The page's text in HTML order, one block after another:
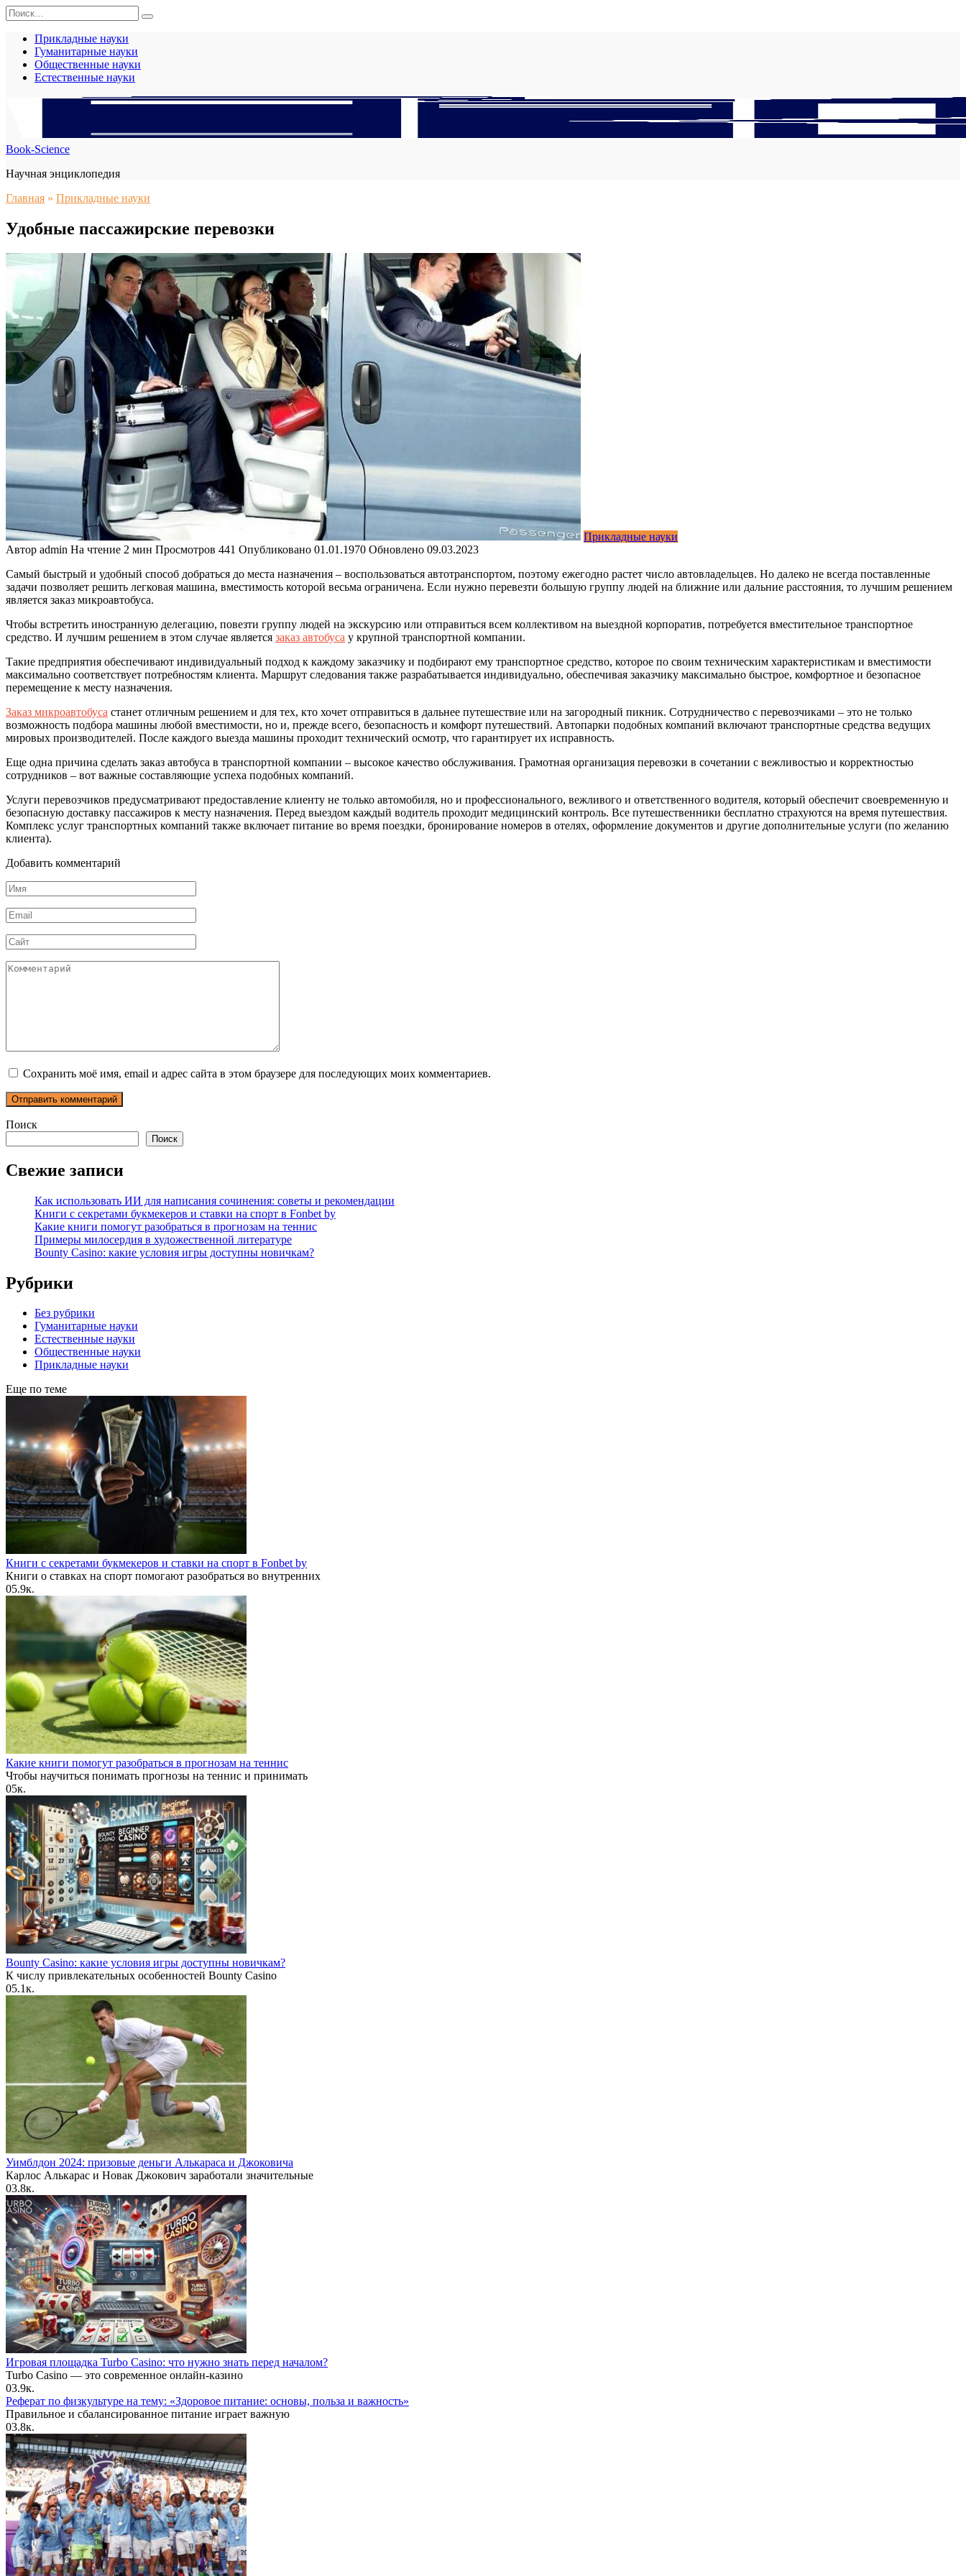
Перейти
к
содержанию
Search
for:
Прикладные науки
Гуманитарные науки
Общественные науки
Естественные науки
Book-Science
Научная энциклопедия
Главная » Прикладные науки
Удобные пассажирские перевозки
Прикладные науки
Автор admin На чтение 2 мин Просмотров 441 Опубликовано 01.01.1970 Обновлено 09.03.2023
Самый быстрый и удобный способ добраться до места назначения – воспользоваться автотранспортом, поэтому ежегодно растет число автовладельцев. Но далеко не всегда поставленные
задачи позволяет решить легковая машина, вместимость которой весьма ограничена. Если нужно перевезти большую группу людей на ближние или дальние расстояния, то лучшим решением
является заказ микроавтобуса.
Чтобы встретить иностранную делегацию, повезти группу людей на экскурсию или отправиться всем коллективом на выездной корпоратив, потребуется вместительное транспортное
средство. И лучшим решением в этом случае является заказ автобуса у крупной транспортной компании.
Такие предприятия обеспечивают индивидуальный подход к каждому заказчику и подбирают ему транспортное средство, которое по своим техническим характеристикам и вместимости
максимально соответствует потребностям клиента. Маршрут следования также разрабатывается индивидуально, обеспечивая заказчику максимально быстрое, комфортное и безопасное
перемещение к месту назначения.
Заказ микроавтобуса станет отличным решением и для тех, кто хочет отправиться в дальнее путешествие или на загородный пикник. Сотрудничество с перевозчиками – это не только
возможность подбора машины любой вместимости, но и, прежде всего, безопасность и комфорт путешествий. Автопарки подобных компаний включают транспортные средства ведущих
мировых производителей. После каждого выезда машины проходит технический осмотр, что гарантирует их исправность.
Еще одна причина сделать заказ автобуса в транспортной компании – высокое качество обслуживания. Грамотная организация перевозки в сочетании с вежливостью и корректностью
сотрудников – вот важные составляющие успеха подобных компаний.
Услуги перевозчиков предусматривают предоставление клиенту не только автомобиля, но и профессионального, вежливого и ответственного водителя, который обеспечит своевременную и
безопасную доставку пассажиров к месту назначения. Перед выездом каждый водитель проходит медицинский контроль. Все путешественники бесплатно страхуются на время путешествия.
Комплекс услуг транспортных компаний также включает питание во время поездки, бронирование номеров в отелях, оформление документов и другие дополнительные услуги (по желанию
клиента).
Добавить комментарий
Имя
*
Email
*
Сайт
Комментарий
Сохранить моё имя, email и адрес сайта в этом браузере для последующих моих комментариев.
Поиск
Поиск
Свежие записи
Как использовать ИИ для написания сочинения: советы и рекомендации
Книги с секретами букмекеров и ставки на спорт в Fonbet by
Какие книги помогут разобраться в прогнозам на теннис
Примеры милосердия в художественной литературе
Bounty Casino: какие условия игры доступны новичкам?
Рубрики
Без рубрики
Гуманитарные науки
Естественные науки
Общественные науки
Прикладные науки
Еще по теме
Книги с секретами букмекеров и ставки на спорт в Fonbet by
Книги о ставках на спорт помогают разобраться во внутренних
05.9к.
Какие книги помогут разобраться в прогнозам на теннис
Чтобы научиться понимать прогнозы на теннис и принимать
05к.
Bounty Casino: какие условия игры доступны новичкам?
К числу привлекательных особенностей Bounty Casino
05.1к.
Уимблдон 2024: призовые деньги Алькараса и Джоковича
Карлос Алькарас и Новак Джокович заработали значительные
03.8к.
Игровая площадка Turbo Casino: что нужно знать перед началом?
Turbo Casino — это современное онлайн-казино
03.9к.
Реферат по физкультуре на тему: «Здоровое питание: основы, польза и важность»
Правильное и сбалансированное питание играет важную
03.8к.